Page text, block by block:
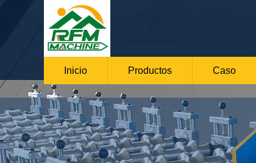
Inicio Productos Caso